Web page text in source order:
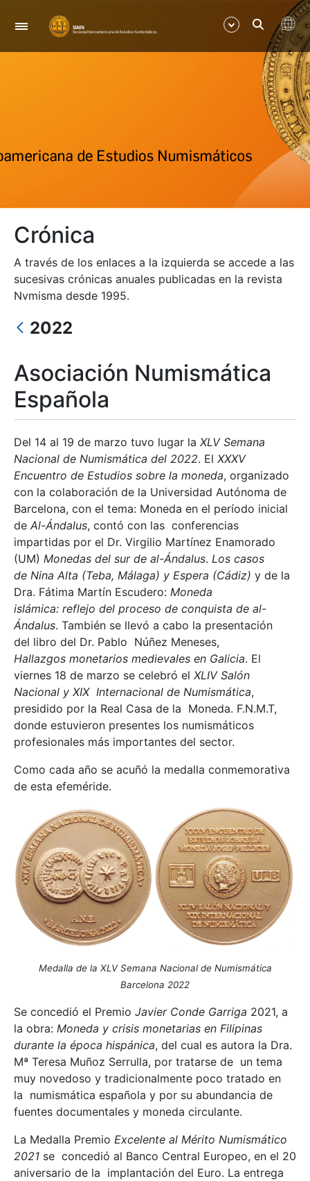
Navegación
Mostrar/Ocultar
Mostrar/Ocultar
Crónica
A través de los enlaces a la izquierda se accede a las
sucesivas crónicas anuales publicadas en la revista
Nvmisma desde 1995.
2022
Asociación Numismática
Española
Del 14 al 19 de marzo tuvo lugar la XLV Semana
Nacional de Numismática del 2022. El XXXV
Encuentro de Estudios sobre la moneda, organizado
con la colaboración de la Universidad Autónoma de
Barcelona, con el tema: Moneda en el período inicial
de Al-Ándalus, contó con las conferencias
impartidas por el Dr. Virgilio Martínez Enamorado
(UM) Monedas del sur de al-Ándalus. Los casos
de Nina Alta (Teba, Málaga) y Espera (Cádiz) y de la
Dra. Fátima Martín Escudero: Moneda
islámica: reflejo del proceso de conquista de al-
Ándalus. También se llevó a cabo la presentación
del libro del Dr. Pablo Núñez Meneses,
Hallazgos monetarios medievales en Galicia. El
viernes 18 de marzo se celebró el XLIV Salón
Nacional y XIX Internacional de Numismática,
presidido por la Real Casa de la Moneda. F.N.M.T,
donde estuvieron presentes los numismáticos
profesionales más importantes del sector.
Como cada año se acuñó la medalla conmemorativa
de esta efeméride.
Medalla de la XLV Semana Nacional de Numismática
Barcelona 2022
Se concedió el Premio Javier Conde Garriga 2021, a
la obra: Moneda y crisis monetarias en Filipinas
durante la época hispánica, del cual es autora la Dra.
Mª Teresa Muñoz Serrulla, por tratarse de un tema
muy novedoso y tradicionalmente poco tratado en
la numismática española y por su abundancia de
fuentes documentales y moneda circulante.
La Medalla Premio Excelente al Mérito Numismático
2021 se concedió al Banco Central Europeo, en el 20
aniversario de la implantación del Euro. La entrega